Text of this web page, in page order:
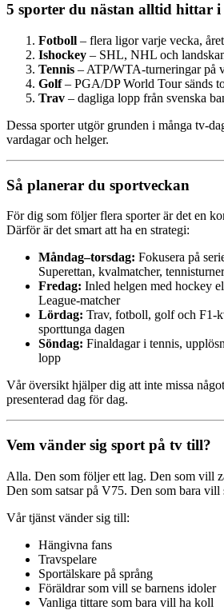
5 sporter du nästan alltid hittar
Fotboll – flera ligor varje vecka,
Ishockey – SHL, NHL och
Tennis – ATP/WTA-turneringar på
Golf– PGA/DP World Tour sänds
Trav – dagliga lopp från svenska
Dessa sporter utgör grunden i många tv-
vardagar och helger.
Så planerar du sportveckan
För dig som följer flera sporter är det en
Därför är det smart att ha en strategi:
Måndag–torsdag: Fokusera på
Superettan, kvalmatcher,
Fredag: Inled helgen med hockey
League-matcher
Lördag: Trav, fotboll, golf och F1-
sporttunga dagen
Söndag: Finaldagar i tennis,
lopp
Vår översikt hjälper dig att inte missa
presenterad dag för dag.
Vem vänder sig sport på tv till?
Alla. Den som följer ett lag. Den som vill
Den som satsar på V75. Den som bara vill
Vår tjänst vänder sig till:
Hängivna fans
Travspelare
Sportälskare på språng
Föräldrar som vill se barnens idoler
Vanliga tittare som bara vill ha koll